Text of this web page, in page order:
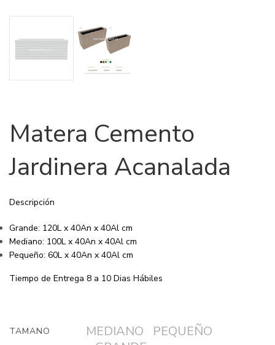
Matera Cemento
Jardinera Acanalada
Descripción
Grande: 120L x 40An x 40Al cm
Mediano: 100L x 40An x 40Al cm
Pequeño: 60L x 40An x 40Al cm
Tiempo de Entrega 8 a 10 Dias Hábiles
TAMANO MEDIANO
PEQUEÑO